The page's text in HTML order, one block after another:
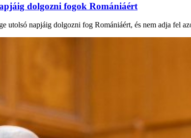
dolgozni fogok Romániáért
utolsó napjáig dolgozni fog Romániáért, és nem adja fel